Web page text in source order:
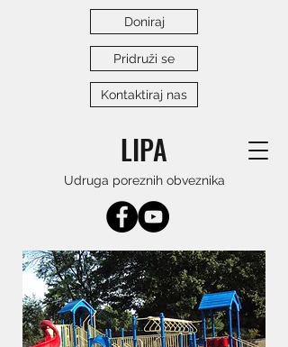
LIPA
Udruga poreznih obveznika
Doniraj
Pridruži se
Kontaktiraj nas